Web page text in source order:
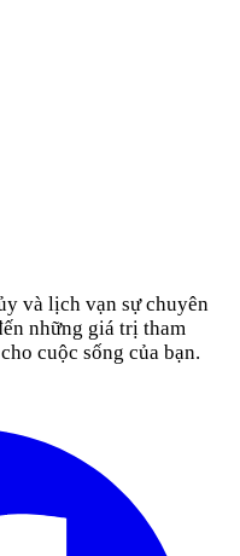
và lịch vạn sự chuyên
những giá trị tham
cuộc sống của bạn.